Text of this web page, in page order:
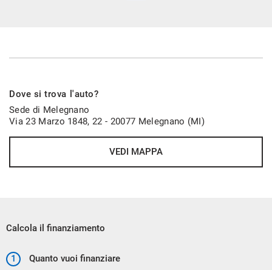
Libretto istruzioni
Revisione periodica valida fino a 01/2025
Pre Consegna Con 60 Controlli
Dove si trova l'auto?
Sede di Melegnano
Via 23 Marzo 1848, 22 - 20077 Melegnano (MI)
VEDI MAPPA
Calcola il finanziamento
1 Quanto vuoi finanziare